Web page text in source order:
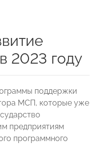
2023 году
поддержки
МСП, которые уже
предприятиям
программного